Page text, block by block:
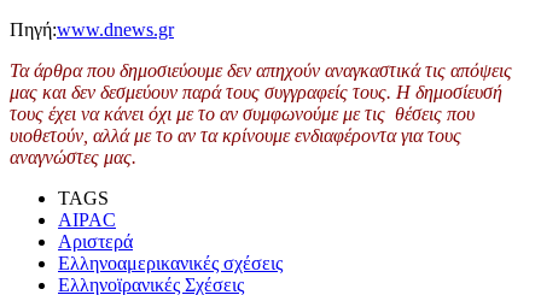
Πηγή:www.dnews.gr
Τα άρθρα που δημοσιεύουμε δεν απηχούν αναγκαστικά τις απόψεις
μας και δεν δεσμεύουν παρά τους συγγραφείς τους. Η δημοσίευσή
τους έχει να κάνει όχι με το αν συμφωνούμε με τις θέσεις που
υιοθετούν, αλλά με το αν τα κρίνουμε ενδιαφέροντα για τους
αναγνώστες μας.
TAGS
AIPAC
Αριστερά
Ελληνοαμερικανικές σχέσεις
Ελληνοϊρανικές Σχέσεις